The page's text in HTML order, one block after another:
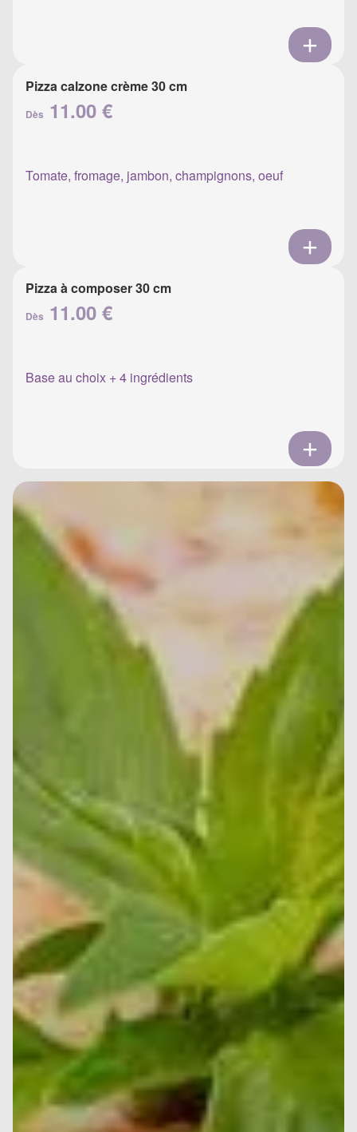
Pizza calzone crème 30 cm
Dès 11.00 €
Tomate, fromage, jambon, champignons, oeuf
Pizza à composer 30 cm
Dès 11.00 €
Base au choix + 4 ingrédients